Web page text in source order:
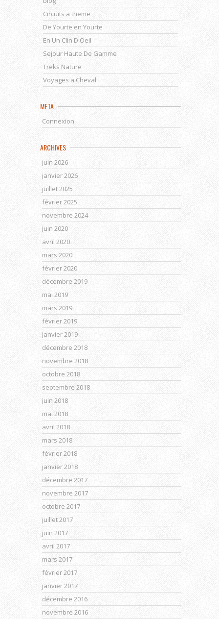
Circuits a theme
De Yourte en Yourte
En Un Clin D'Oeil
Sejour Haute De Gamme
Treks Nature
Voyages a Cheval
META
Connexion
ARCHIVES
juin 2026
janvier 2026
juillet 2025
février 2025
novembre 2024
juin 2020
avril 2020
mars 2020
février 2020
décembre 2019
mai 2019
mars 2019
février 2019
janvier 2019
décembre 2018
novembre 2018
octobre 2018
septembre 2018
juin 2018
mai 2018
avril 2018
mars 2018
février 2018
janvier 2018
décembre 2017
novembre 2017
octobre 2017
juillet 2017
juin 2017
avril 2017
mars 2017
février 2017
janvier 2017
décembre 2016
novembre 2016